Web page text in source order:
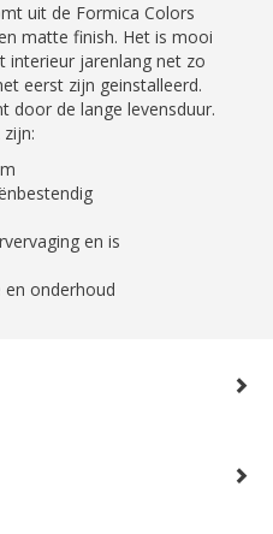
uit de Formica Colors
matte finish. Het is mooi
interieur jarenlang net zo
eerst zijn geinstalleerd.
door de lange levensduur.
en is
en onderhoud